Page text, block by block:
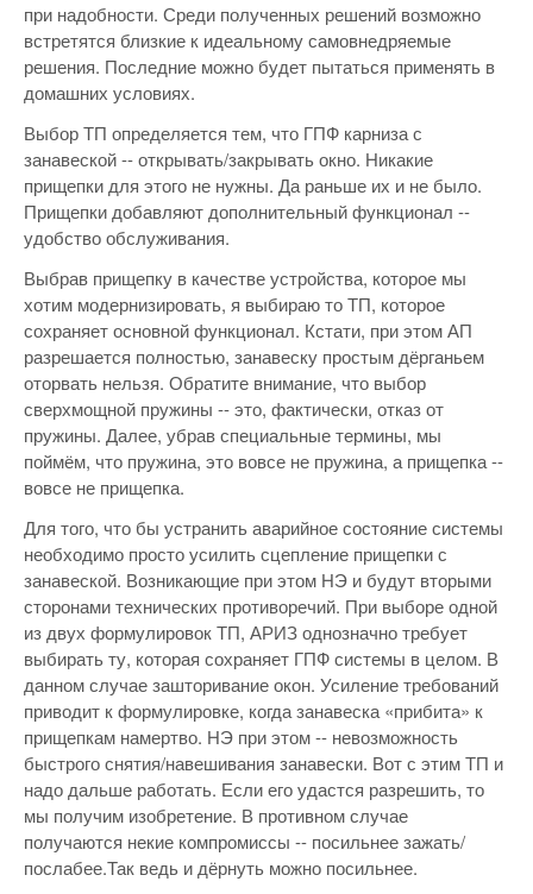
при надобности. Среди полученных решений возможно
встретятся близкие к идеальному самовнедряемые
решения. Последние можно будет пытаться применять в
домашних условиях.
Выбор ТП определяется тем, что ГПФ карниза с
занавеской -- открывать/закрывать окно. Никакие
прищепки для этого не нужны. Да раньше их и не было.
Прищепки добавляют дополнительный функционал --
удобство обслуживания.
Выбрав прищепку в качестве устройства, которое мы
хотим модернизировать, я выбираю то ТП, которое
сохраняет основной функционал. Кстати, при этом АП
разрешается полностью, занавеску простым дёрганьем
оторвать нельзя. Обратите внимание, что выбор
сверхмощной пружины -- это, фактически, отказ от
пружины. Далее, убрав специальные термины, мы
поймём, что пружина, это вовсе не пружина, а прищепка --
вовсе не прищепка.
Для того, что бы устранить аварийное состояние системы
необходимо просто усилить сцепление прищепки с
занавеской. Возникающие при этом НЭ и будут вторыми
сторонами технических противоречий. При выборе одной
из двух формулировок ТП, АРИЗ однозначно требует
выбирать ту, которая сохраняет ГПФ системы в целом. В
данном случае зашторивание окон. Усиление требований
приводит к формулировке, когда занавеска «прибита» к
прищепкам намертво. НЭ при этом -- невозможность
быстрого снятия/навешивания занавески. Вот с этим ТП и
надо дальше работать. Если его удастся разрешить, то
мы получим изобретение. В противном случае
получаются некие компромиссы -- посильнее зажать/
послабее.Так ведь и дёрнуть можно посильнее.